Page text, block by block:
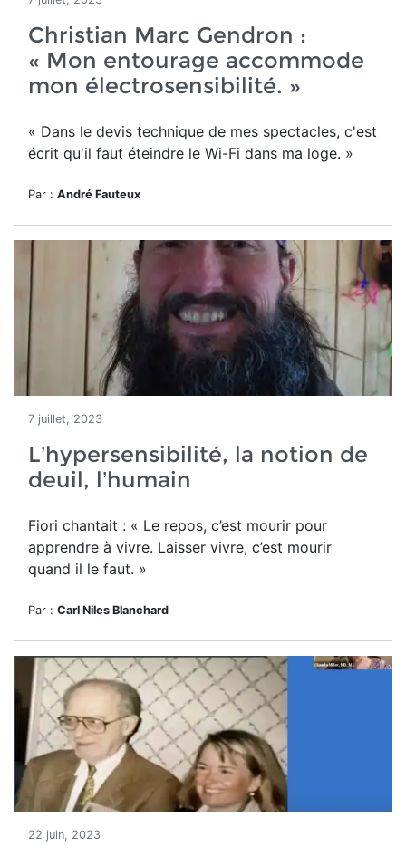
Christian Marc Gendron :
« Mon entourage accommode
mon électrosensibilité. »
« Dans le devis technique de mes spectacles, c'est
écrit qu'il faut éteindre le Wi-Fi dans ma loge. »
Par : André Fauteux
7 juillet, 2023
L’hypersensibilité, la notion de
deuil, l’humain
Fiori chantait : « Le repos, c’est mourir pour
apprendre à vivre. Laisser vivre, c’est mourir
quand il le faut. »
Par : Carl Niles Blanchard
22 juin, 2023